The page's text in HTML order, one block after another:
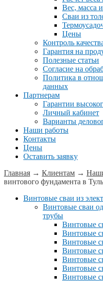
Вес, масса
Сваи из
Цены
Контроль
Гарантия на
Полезные статьи
Согласие на
Политика в
данных
Партнерам
Гарантии
Личный кабинет
Варианты
Наши работы
Контакты
Цены
Оставить заявку
Главная → Клиентам →
винтового фундамента в
Винтовые сваи из
Винтовые сваи
трубы
Винтовые
Винтовые
Винтовые
Винтовые
Винтовые
Винтовые
Винтовые